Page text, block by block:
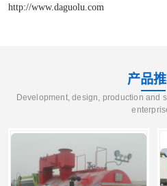
http://www.daguolu.com
产品
Development, design, production and